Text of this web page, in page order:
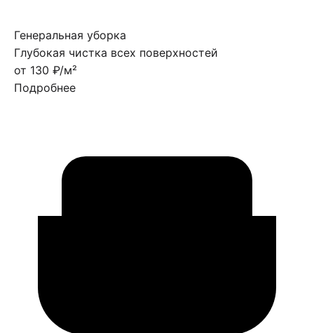
Генеральная уборка
Глубокая чистка всех поверхностей
от 130 ₽/м²
Подробнее